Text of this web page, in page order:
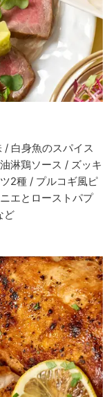
白身魚のスパイス
淋鶏ソース / ズッキ
2種 / プルコギ風ピ
エとローストパプ
ど